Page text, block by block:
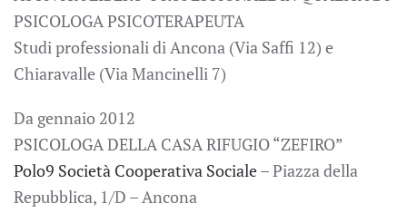
PSICOLOGA PSICOTERAPEUTA
Studi professionali di Ancona (Via Saffi 12) e
Chiaravalle (Via Mancinelli 7)
Da gennaio 2012
PSICOLOGA DELLA CASA RIFUGIO “ZEFIRO”
Polo9 Società Cooperativa Sociale– Piazza della
Repubblica, 1/D – Ancona